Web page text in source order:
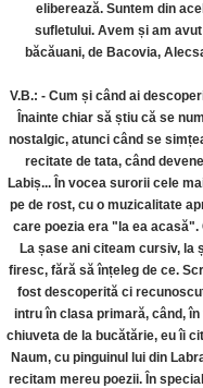
eliberează. Suntem din
sufletului. Avem și am
băcăuani, de Bacovia,
V.B.: - Cum și când ai
Înainte chiar să știu că se
nostalgic, atunci când se
recitate de tata, când
Labiș... În vocea surorii cele
pe de rost, cu o muzicalitate
care poezia era "la ea
La șase ani citeam cursiv, la
firesc, fără să înțeleg de ce.
fost descoperită ci
intru în clasa primară, când,
chiuveta de la bucătărie, eu îi
Naum, cu pinguinul lui din
recitam mereu poezii. În